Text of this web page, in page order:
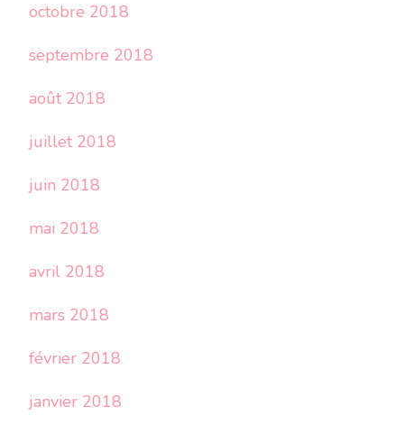
octobre 2018
septembre 2018
août 2018
juillet 2018
juin 2018
mai 2018
avril 2018
mars 2018
février 2018
janvier 2018